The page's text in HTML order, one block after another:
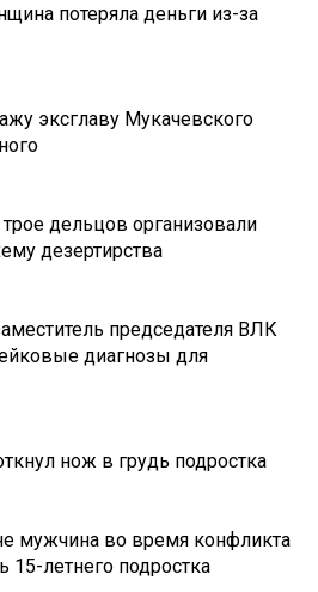
потеряла деньги из-за
эксглаву Мукачевского
дельцов организовали
дезертирства
председателя ВЛК
диагнозы для
нож в грудь подростка
мужчина во время конфликта
летнего подростка